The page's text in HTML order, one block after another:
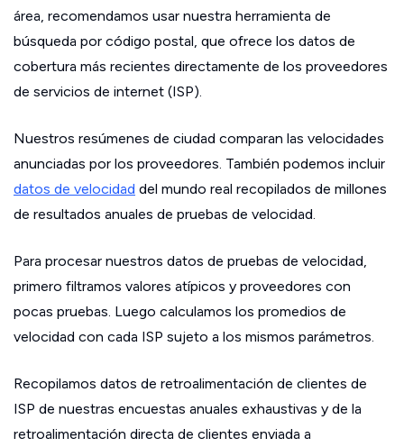
área, recomendamos usar nuestra herramienta de
búsqueda por código postal, que ofrece los datos de
cobertura más recientes directamente de los proveedores
de servicios de internet (ISP).
Nuestros resúmenes de ciudad comparan las velocidades
anunciadas por los proveedores. También podemos incluir
datos de velocidad del mundo real recopilados de millones
de resultados anuales de pruebas de velocidad.
Para procesar nuestros datos de pruebas de velocidad,
primero filtramos valores atípicos y proveedores con
pocas pruebas. Luego calculamos los promedios de
velocidad con cada ISP sujeto a los mismos parámetros.
Recopilamos datos de retroalimentación de clientes de
ISP de nuestras encuestas anuales exhaustivas y de la
retroalimentación directa de clientes enviada a